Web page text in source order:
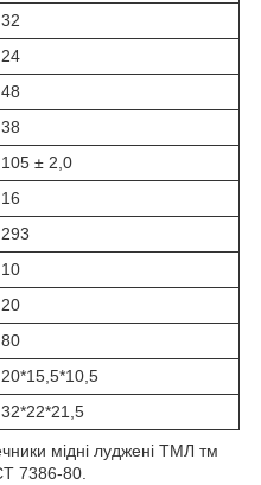
32
24
48
38
105 ± 2,0
16
293
10
20
80
20*15,5*10,5
32*22*21,5
мідні луджені ТМЛ тм
7386-80.